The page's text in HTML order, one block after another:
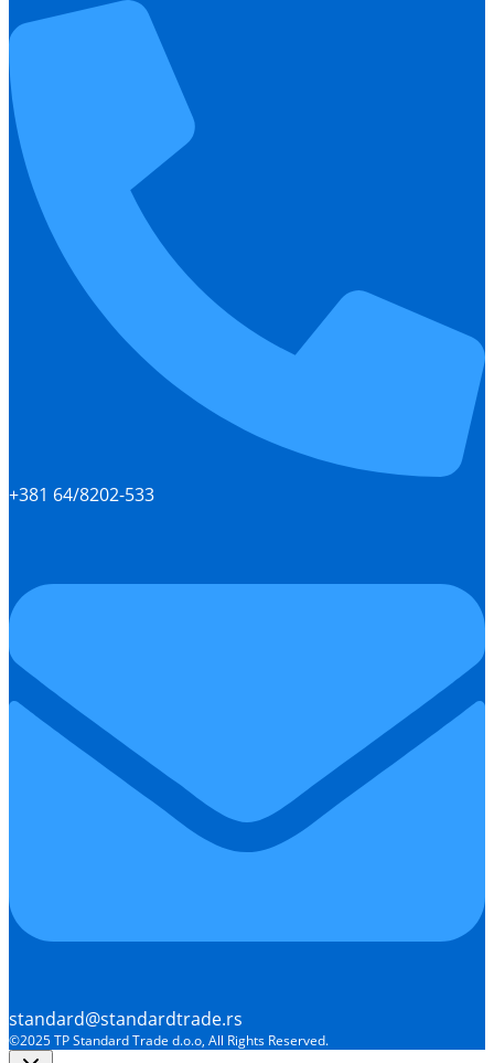
+381 64/8202-533
standard@standardtrade.rs
©2025 TP Standard Trade d.o.o, All Rights Reserved.